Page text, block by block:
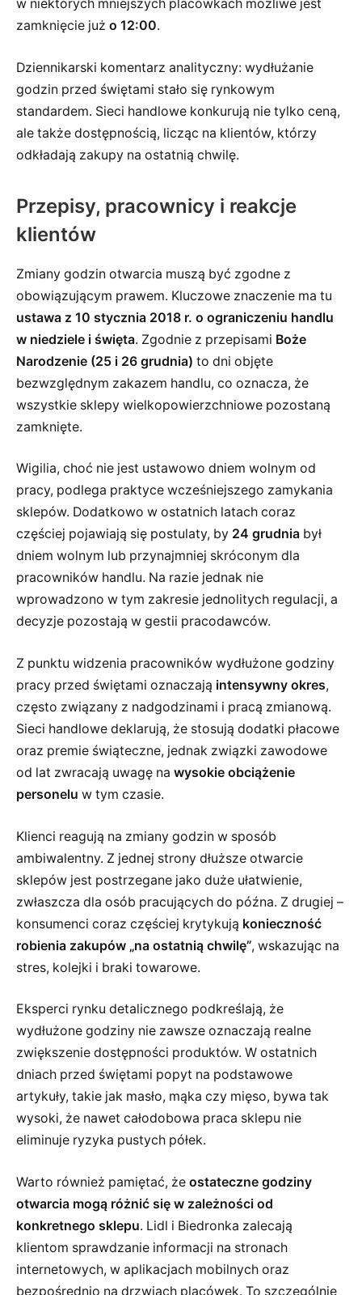
w niektórych mniejszych placówkach możliwe jest
zamknięcie już o 12:00.
Dziennikarski komentarz analityczny: wydłużanie
godzin przed świętami stało się rynkowym
standardem. Sieci handlowe konkurują nie tylko ceną,
ale także dostępnością, licząc na klientów, którzy
odkładają zakupy na ostatnią chwilę.
Przepisy, pracownicy i reakcje
klientów
Zmiany godzin otwarcia muszą być zgodne z
obowiązującym prawem. Kluczowe znaczenie ma tu
ustawa z 10 stycznia 2018 r. o ograniczeniu handlu
w niedziele i święta. Zgodnie z przepisami Boże
Narodzenie (25 i 26 grudnia) to dni objęte
bezwzględnym zakazem handlu, co oznacza, że
wszystkie sklepy wielkopowierzchniowe pozostaną
zamknięte.
Wigilia, choć nie jest ustawowo dniem wolnym od
pracy, podlega praktyce wcześniejszego zamykania
sklepów. Dodatkowo w ostatnich latach coraz
częściej pojawiają się postulaty, by 24 grudnia był
dniem wolnym lub przynajmniej skróconym dla
pracowników handlu. Na razie jednak nie
wprowadzono w tym zakresie jednolitych regulacji, a
decyzje pozostają w gestii pracodawców.
Z punktu widzenia pracowników wydłużone godziny
pracy przed świętami oznaczają intensywny okres,
często związany z nadgodzinami i pracą zmianową.
Sieci handlowe deklarują, że stosują dodatki płacowe
oraz premie świąteczne, jednak związki zawodowe
od lat zwracają uwagę na wysokie obciążenie
personelu w tym czasie.
Klienci reagują na zmiany godzin w sposób
ambiwalentny. Z jednej strony dłuższe otwarcie
sklepów jest postrzegane jako duże ułatwienie,
zwłaszcza dla osób pracujących do późna. Z drugiej –
konsumenci coraz częściej krytykują konieczność
robienia zakupów „na ostatnią chwilę”, wskazując na
stres, kolejki i braki towarowe.
Eksperci rynku detalicznego podkreślają, że
wydłużone godziny nie zawsze oznaczają realne
zwiększenie dostępności produktów. W ostatnich
dniach przed świętami popyt na podstawowe
artykuły, takie jak masło, mąka czy mięso, bywa tak
wysoki, że nawet całodobowa praca sklepu nie
eliminuje ryzyka pustych półek.
Warto również pamiętać, że ostateczne godziny
otwarcia mogą różnić się w zależności od
konkretnego sklepu. Lidl i Biedronka zalecają
klientom sprawdzanie informacji na stronach
internetowych, w aplikacjach mobilnych oraz
bezpośrednio na drzwiach placówek. To szczególnie